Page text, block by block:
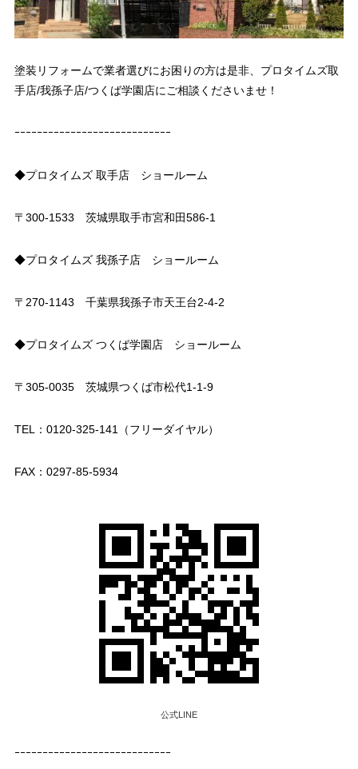
塗装リフォームで業者選びにお困りの方は是非、プロタイムズ取
手店/我孫子店/つくば学園店にご相談くださいませ！
ｰｰｰｰｰｰｰｰｰｰｰｰｰｰｰｰｰｰｰｰｰｰｰｰｰｰｰｰ
◆プロタイムズ 取手店 ショールーム
〒300-1533 茨城県取手市宮和田586-1
◆プロタイムズ 我孫子店 ショールーム
〒270-1143 千葉県我孫子市天王台2-4-2
◆プロタイムズ つくば学園店 ショールーム
〒305-0035 茨城県つくば市松代1-1-9
TEL：0120-325-141（フリーダイヤル）
FAX：0297-85-5934
公式LINE
ｰｰｰｰｰｰｰｰｰｰｰｰｰｰｰｰｰｰｰｰｰｰｰｰｰｰｰｰ